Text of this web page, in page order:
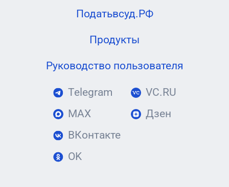
Податьвсуд.РФ
Продукты
Руководство пользователя
Telegram
MAX
ВКонтакте
OK
VC.RU
Дзен